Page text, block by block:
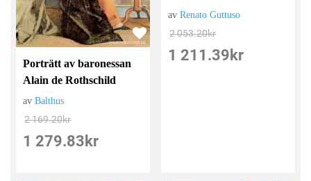
Porträtt av baronessan
Alain de Rothschild
avBalthus
2 169.20kr
1 279.83 kr
avRenato Guttuso
2 053.20kr
1 211.39 kr